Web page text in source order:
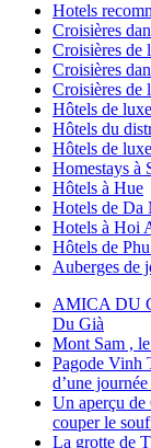
Hotels
Croisières
Croisières de
Croisières
Croisières de
Hôtels de
Hôtels du
Hôtels de
Homestays à
Hôtels à Hue
Hotels de Da
Hotels à Hoi
Hôtels de
Auberges de
AMICA DU
Du Già
Mont Sam ,
Pagode Vinh
d’une
Un aperçu
couper le
La grotte de